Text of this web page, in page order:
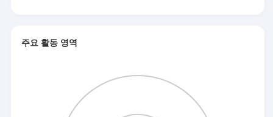
주요 활동 영역